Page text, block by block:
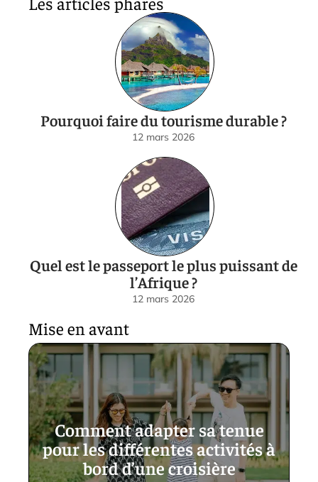
Pourquoi faire du tourisme durable ?
12 mars 2026
Quel est le passeport le plus puissant de
l’Afrique ?
12 mars 2026
Mise en avant
Comment adapter sa tenue
pour les différentes activités à
bord d’une croisière